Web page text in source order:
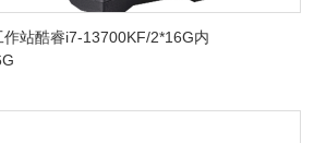
站酷睿i7-13700KF/2*16G内